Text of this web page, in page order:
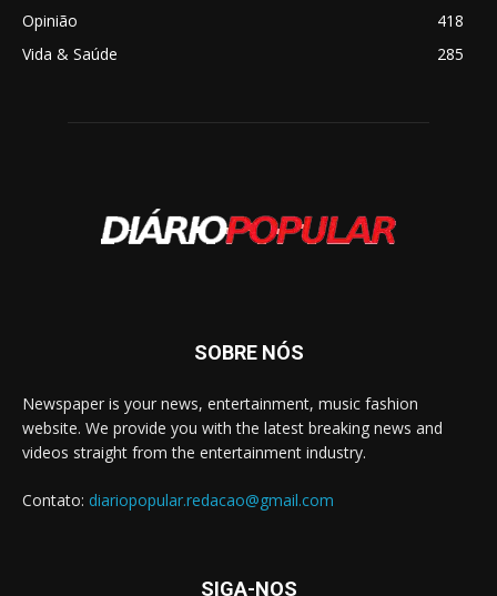
Opinião
418
Vida & Saúde
285
SOBRE NÓS
Newspaper is your news, entertainment, music fashion
website. We provide you with the latest breaking news and
videos straight from the entertainment industry.
Contato: diariopopular.redacao@gmail.com
SIGA-NOS